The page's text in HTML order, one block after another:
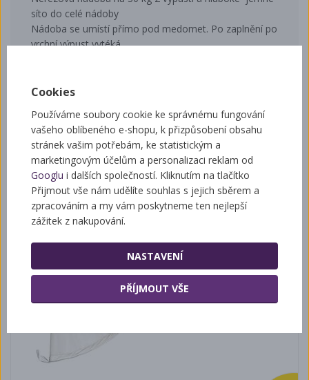
síto do celé nádoby
Nádoba se umístí přímo pod medomet. Po zaplnění po
vrchní výpust vytéká
Související zboží
Uhelonové síto
Cookies
Používáme soubory cookie ke správnému fungování
vašeho oblíbeného e-shopu, k přizpůsobení obsahu
stránek vašim potřebám, ke statistickým a
marketingovým účelům a personalizaci reklam od
Googlu i dalších společností. Kliknutím na tlačítko
Přijmout vše nám udělíte souhlas s jejich sběrem a
zpracováním a my vám poskytneme ten nejlepší
zážitek z nakupování.
NASTAVENÍ
PŘÍJMOUT VŠE